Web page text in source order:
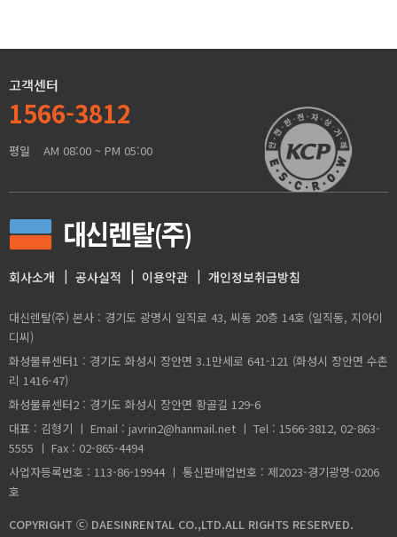
고객센터
1566-3812
평일 AM 08:00 ~ PM 05:00
회사소개 공사실적 이용약관 개인정보취급방침
대신렌탈(주) 본사 : 경기도 광명시 일직로 43, 씨동 20층 14호 (일직동, 지아이
디씨)
화성물류센터1 : 경기도 화성시 장안면 3.1만세로 641-121 (화성시 장안면 수촌
리 1416-47)
화성물류센터2 : 경기도 화성시 장안면 황골길 129-6
대표 : 김형기 ㅣ Email : javrin2@hanmail.net ㅣ Tel : 1566-3812, 02-863-
5555 ㅣ Fax : 02-865-4494
사업자등록번호 : 113-86-19944 ㅣ 통신판매업번호 : 제2023-경기광명-0206
호
COPYRIGHT Ⓒ DAESINRENTAL CO.,LTD.ALL RIGHTS RESERVED.